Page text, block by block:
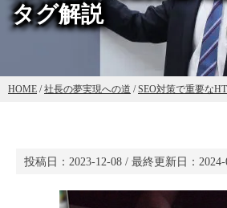
タグ解説
HOME /社長の夢実現への道 /SEO対策で重要な
投稿日： 2023-12-08 / 最終更新日：